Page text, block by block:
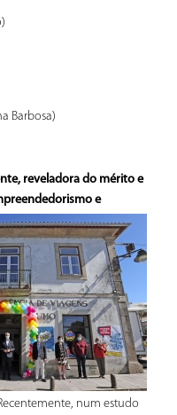
Barbosa)
reveladora do mérito e
e
num estudo